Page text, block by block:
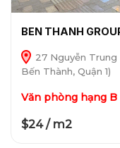
BEN THANH
27 Nguyễn
Bến Thành, Quận 1)
Văn phòng hạng B
$24 / m2